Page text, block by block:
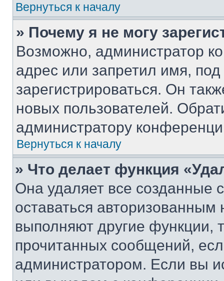
Вернуться к началу
» Почему я не могу
Возможно, администратор
адрес или запретил имя,
зарегистрироваться. Он
новых пользователей.
администратору
Вернуться к началу
» Что делает функция
Она удаляет все созданные
оставаться
выполняют другие функции,
прочитанных сообщений,
администратором. Если вы